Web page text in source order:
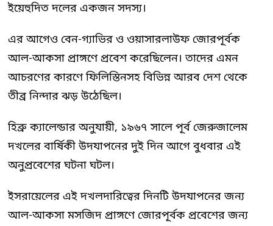
ইয়েহুদিত দলের একজন সদস্য।
এর আগেও বেন-গ্যাভির ও ওয়াসারলাউফ জোরপূর্বক
আল-আকসা প্রাঙ্গণে প্রবেশ করেছিলেন। তাদের এমন
আচরণের কারণে ফিলিস্তিনসহ বিভিন্ন আরব দেশ থেকে
তীব্র নিন্দার ঝড় উঠেছিল।
হিব্রু ক্যালেন্ডার অনুযায়ী, ১৯৬৭ সালে পূর্ব জেরুজালেম
দখলের বার্ষিকী উদযাপনের দুই দিন আগে বুধবার এই
অনুপ্রবেশের ঘটনা ঘটল।
ইসরায়েলের এই দখলদারিত্বের দিনটি উদযাপনের জন্য
আল-আকসা মসজিদ প্রাঙ্গণে জোরপূর্বক প্রবেশের জন্য